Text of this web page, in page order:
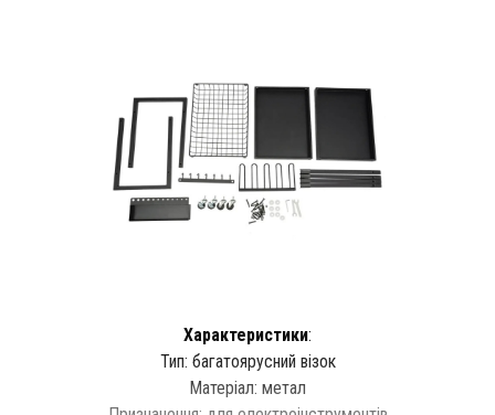
Характеристики:
Тип: багатоярусний візок
Матеріал: метал